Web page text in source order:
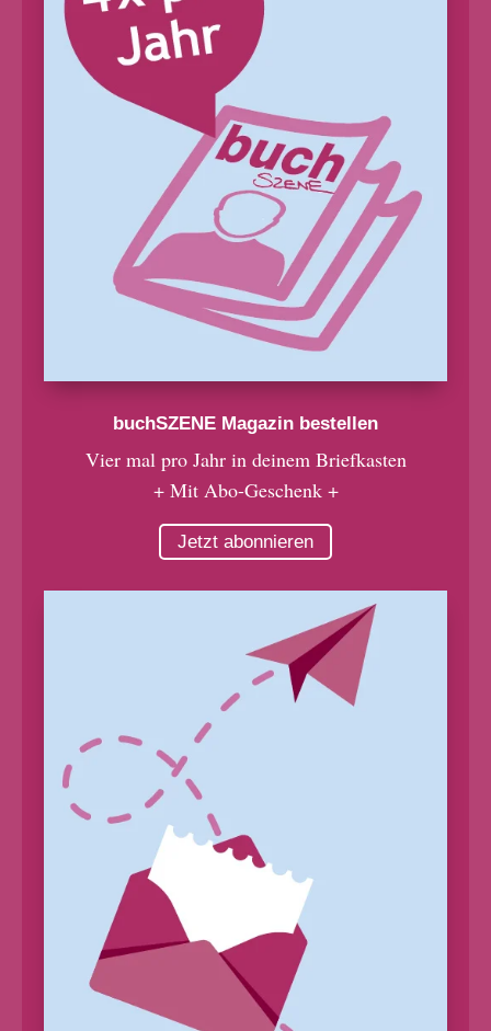
buchSZENE Magazin bestellen
Vier mal pro Jahr in deinem Briefkasten
+ Mit Abo-Geschenk +
Jetzt abonnieren